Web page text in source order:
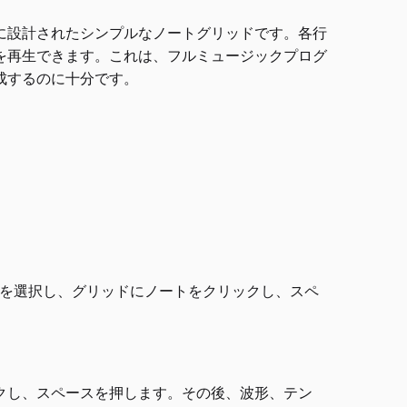
計されたシンプルなノートグリッドです。各行
生できます。これは、フルミュージックプログ
るのに十分です。
選択し、グリッドにノートをクリックし、スペ
、スペースを押します。その後、波形、テン